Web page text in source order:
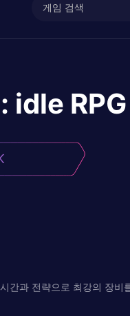
idle RPG
간과 전략으로 최강의 장비